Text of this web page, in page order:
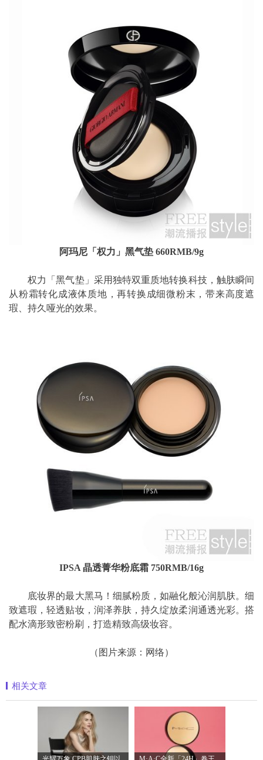
阿玛尼「权力」黑气垫 660RMB/9g
权力「黑气垫」采用独特双重质地转换科技，触肤瞬间
从粉霜转化成液体质地，再转换成细微粉末，带来高度遮
瑕、持久哑光的效果。
IPSA 晶透菁华粉底霜 750RMB/16g
底妆界的最大黑马！细腻粉质，如融化般沁润肌肤。细
致遮瑕，轻透贴妆，润泽养肤，持久绽放柔润通透光彩。搭
配水滴形致密粉刷，打造精致高级妆容。
（图片来源：网络）
相关文章